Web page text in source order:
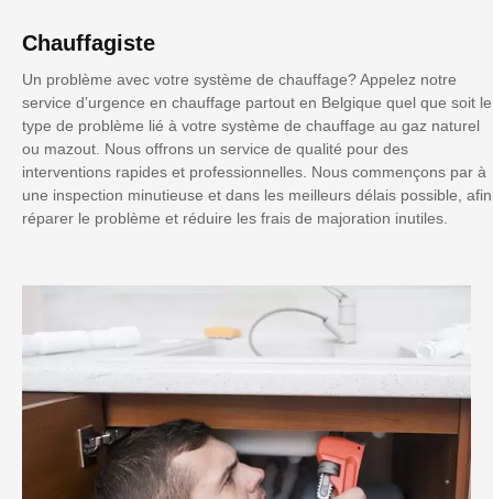
Chauffagiste
Un problème avec votre système de chauffage? Appelez notre
service d’urgence en chauffage partout en Belgique quel que soit le
type de problème lié à votre système de chauffage au gaz naturel
ou mazout. Nous offrons un service de qualité pour des
interventions rapides et professionnelles. Nous commençons par à
une inspection minutieuse et dans les meilleurs délais possible, afin
réparer le problème et réduire les frais de majoration inutiles.